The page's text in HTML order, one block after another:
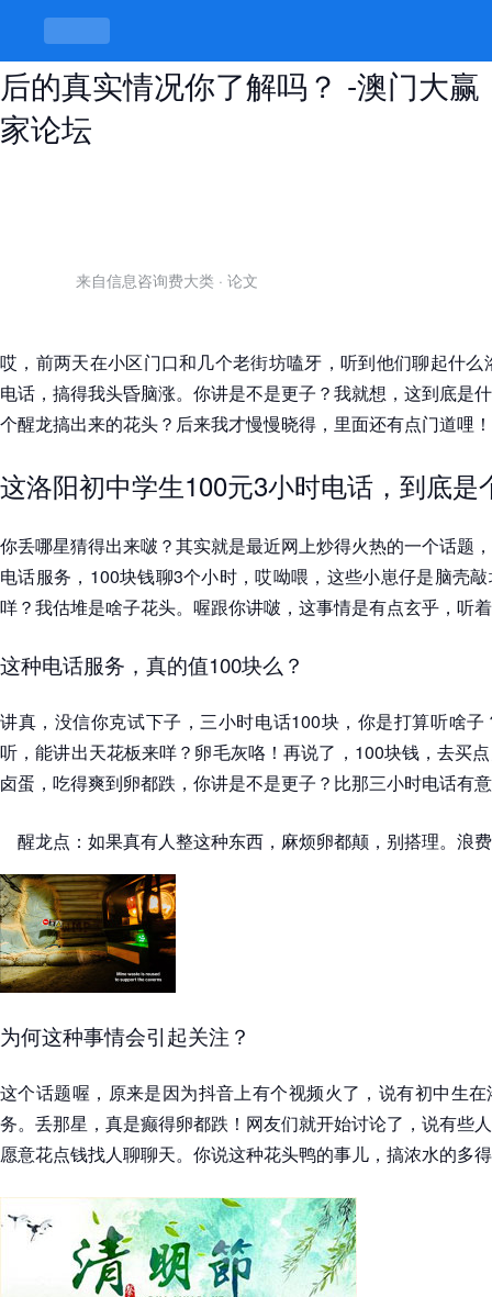
洛阳初中学生100元3小时电话，背
后的真实情况你了解吗？ -澳门大赢
家论坛
来自信息咨询费大类 · 论文
哎，前两天在小区门口和几个老街坊嗑牙，听到他们聊起什
电话，搞得我头昏脑涨。你讲是不是更子？我就想，这到底是
个醒龙搞出来的花头？后来我才慢慢晓得，里面还有点门道哩！
这洛阳初中学生100元3小时电话，到底是
你丢哪星猜得出来啵？其实就是最近网上炒得火热的一个话题
电话服务，100块钱聊3个小时，哎呦喂，这些小崽仔是脑壳
咩？我估堆是啥子花头。喔跟你讲啵，这事情是有点玄乎，听
这种电话服务，真的值100块么？
讲真，没信你克试下子，三小时电话100块，你是打算听啥
听，能讲出天花板来咩？卵毛灰咯！再说了，100块钱，去买
卤蛋，吃得爽到卵都跌，你讲是不是更子？比那三小时电话有
醒龙点：如果真有人整这种东西，麻烦卵都颠，别搭理。浪
为何这种事情会引起关注？
这个话题喔，原来是因为抖音上有个视频火了，说有初中生
务。丢那星，真是癫得卵都跌！网友们就开始讨论了，说有些
愿意花点钱找人聊聊天。你说这种花头鸭的事儿，搞浓水的多